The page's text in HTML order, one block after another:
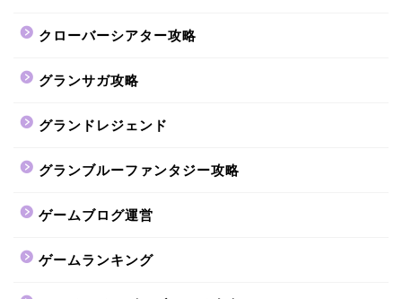
クローバーシアター攻略
グランサガ攻略
グランドレジェンド
グランブルーファンタジー攻略
ゲームブログ運営
ゲームランキング